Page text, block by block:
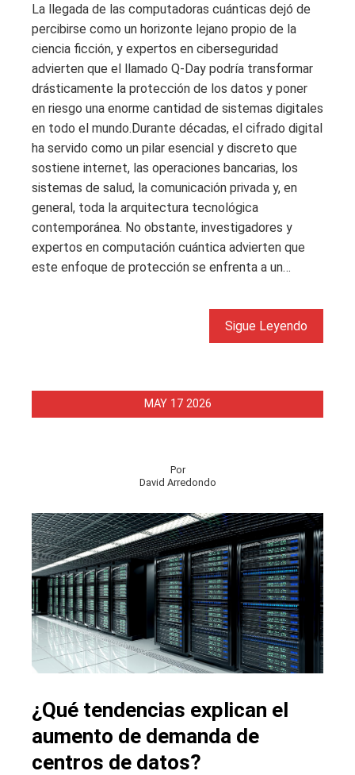
La llegada de las computadoras cuánticas dejó de
percibirse como un horizonte lejano propio de la
ciencia ficción, y expertos en ciberseguridad
advierten que el llamado Q-Day podría transformar
drásticamente la protección de los datos y poner
en riesgo una enorme cantidad de sistemas digitales
en todo el mundo.Durante décadas, el cifrado digital
ha servido como un pilar esencial y discreto que
sostiene internet, las operaciones bancarias, los
sistemas de salud, la comunicación privada y, en
general, toda la arquitectura tecnológica
contemporánea. No obstante, investigadores y
expertos en computación cuántica advierten que
este enfoque de protección se enfrenta a un…
Sigue Leyendo
MAY 17 2026
Por
David Arredondo
¿Qué tendencias explican el
aumento de demanda de
centros de datos?